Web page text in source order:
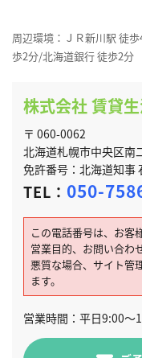
周辺環境：ＪＲ新川駅 徒
歩2分/北海道銀行 徒歩2分
株式会社 賃貸
〒 060-0062
北海道札幌市中央区南
免許番号：北海道知事
TEL： 050-
この電話番号は、お客
営業目的、お問い合わ
悪質な場合、サイト管
ます。
営業時間：平日9:00～